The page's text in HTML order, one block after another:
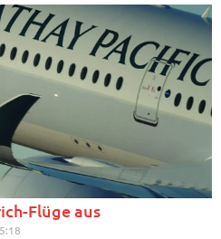
Flüge aus